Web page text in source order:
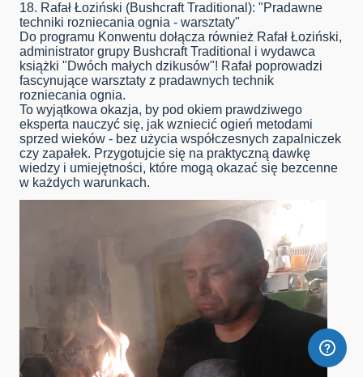
18. Rafał Łoziński (Bushcraft Traditional): "Pradawne
techniki rozniecania ognia - warsztaty"
Do programu Konwentu dołącza również Rafał Łoziński,
administrator grupy Bushcraft Traditional i wydawca
książki "Dwóch małych dzikusów"! Rafał poprowadzi
fascynujące warsztaty z pradawnych technik
rozniecania ognia.
To wyjątkowa okazja, by pod okiem prawdziwego
eksperta nauczyć się, jak wzniecić ogień metodami
sprzed wieków - bez użycia współczesnych zapalniczek
czy zapałek. Przygotujcie się na praktyczną dawkę
wiedzy i umiejętności, które mogą okazać się bezcenne
w każdych warunkach.